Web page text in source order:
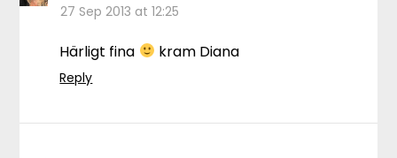
27 Sep 2013 at 12:25
Härligt fina kram Diana
Reply